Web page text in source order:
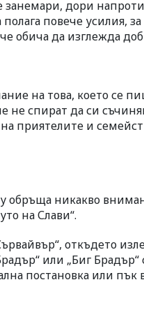
занемари, дори
повече усилия, за
обича да изглежда
на това, което се
не спират да си
приятелите и
обръща никакво
на Слави“.
откъдето
или „Биг
постановка или пък